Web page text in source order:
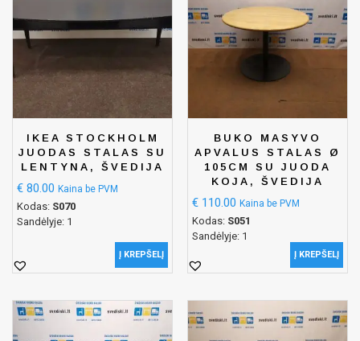
IKEA STOCKHOLM
JUODAS STALAS SU
LENTYNA, ŠVEDIJA
€ 80.00 Kaina be PVM
Kodas: S070
Sandėlyje: 1
Į KREPŠELĮ
BUKO MASYVO
APVALUS STALAS Ø
105CM SU JUODA
KOJA, ŠVEDIJA
€ 110.00 Kaina be PVM
Kodas: S051
Sandėlyje: 1
Į KREPŠELĮ